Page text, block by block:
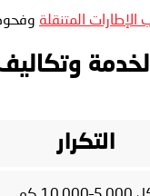
المتنقلة
التكرار